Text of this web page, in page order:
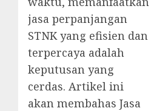
jasa perpanjangan
STNK yang efisien dan
terpercaya adalah
keputusan yang
cerdas. Artikel ini
akan membahas Jasa